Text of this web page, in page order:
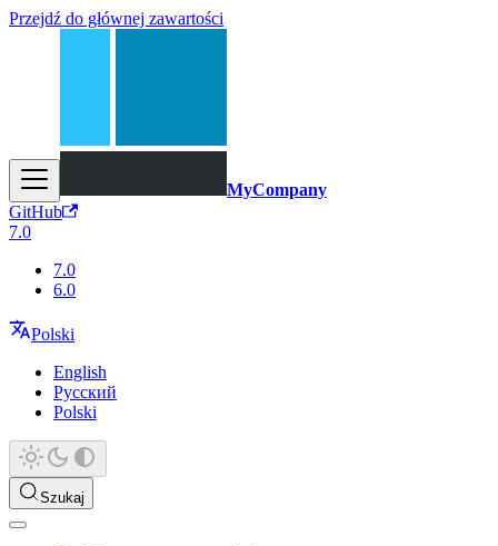
Przejdź do głównej zawartości
MyCompany
GitHub
7.0
7.0
6.0
Polski
English
Русский
Polski
Szukaj